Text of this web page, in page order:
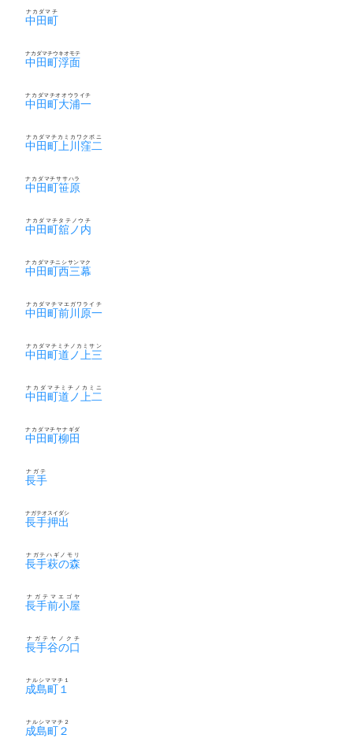
中田町
ナカダマチ
中田町浮面
ナカダマチウキオモテ
中田町大浦一
ナカダマチオオウライチ
中田町上川窪二
ナカダマチカミカワクボニ
中田町笹原
ナカダマチササハラ
中田町舘ノ内
ナカダマチタテノウチ
中田町西三幕
ナカダマチニシサンマク
中田町前川原一
ナカダマチマエガワライチ
中田町道ノ上三
ナカダマチミチノカミサン
中田町道ノ上二
ナカダマチミチノカミニ
中田町柳田
ナカダマチヤナギダ
長手
ナガテ
長手押出
ナガテオスイダシ
長手萩の森
ナガテハギノモリ
長手前小屋
ナガテマエゴヤ
長手谷の口
ナガテヤノクチ
成島町１
ナルシママチ１
成島町２
ナルシママチ２